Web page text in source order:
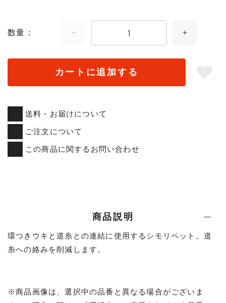
数量
カートに追加する
送料・お届けについて
ご注文について
この商品に関するお問い合わせ
商品説明
環つきウキと道糸との連結に使用するシモリペット。道
糸への絡みを削減します。
※商品画像は、選択中の品番と異なる場合がございま